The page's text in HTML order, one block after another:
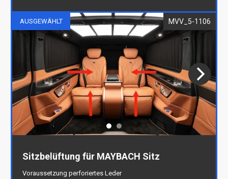
Sitzheizung für MAYBACH Sitz
AUSGEWÄHLT MVV_5-1106
Sitzbelüftung für MAYBACH Sitz
Voraussetzung perforiertes Leder